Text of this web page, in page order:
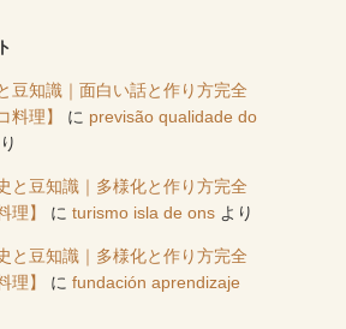
豆知識｜面白い話と作り方完全
料理】
に previsão qualidade do
と豆知識｜多様化と作り方完全
理】
に turismo isla de ons より
と豆知識｜多様化と作り方完全
理】
に fundación aprendizaje